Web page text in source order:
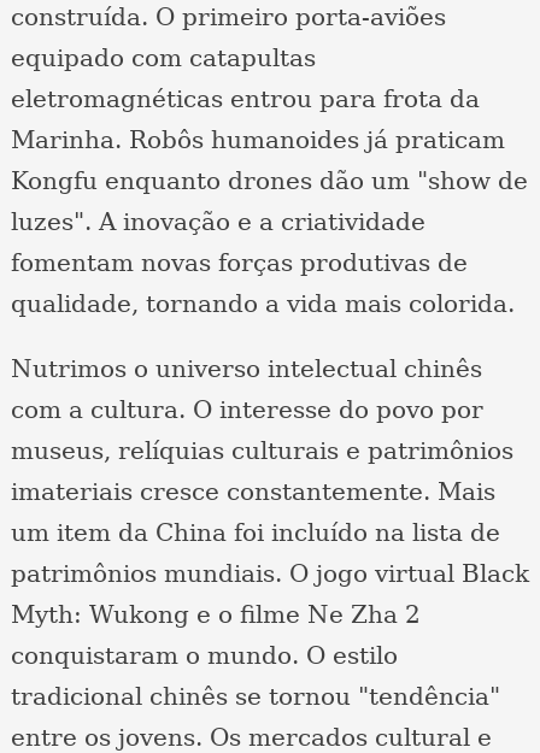
construída. O primeiro porta-aviões
equipado com catapultas
eletromagnéticas entrou para frota da
Marinha. Robôs humanoides já praticam
Kongfu enquanto drones dão um "show de
luzes". A inovação e a criatividade
fomentam novas forças produtivas de
qualidade, tornando a vida mais colorida.
Nutrimos o universo intelectual chinês
com a cultura. O interesse do povo por
museus, relíquias culturais e patrimônios
imateriais cresce constantemente. Mais
um item da China foi incluído na lista de
patrimônios mundiais. O jogo virtual Black
Myth: Wukong e o filme Ne Zha 2
conquistaram o mundo. O estilo
tradicional chinês se tornou "tendência"
entre os jovens. Os mercados cultural e